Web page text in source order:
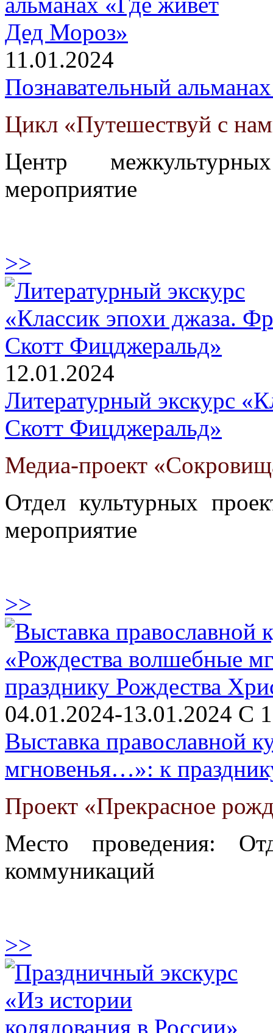
11.01.2024
Познавательный
Цикл «Путешествуй с
Центр
мероприятие
>>
12.01.2024
Литературный экскурс
Скотт Фицджеральд»
Медиа-проект
Отдел культурных
мероприятие
>>
04.01.2024-13.01.2024 С
Выставка православной
мгновенья…»: к
Проект «Прекрасное
Место проведения:
коммуникаций
>>